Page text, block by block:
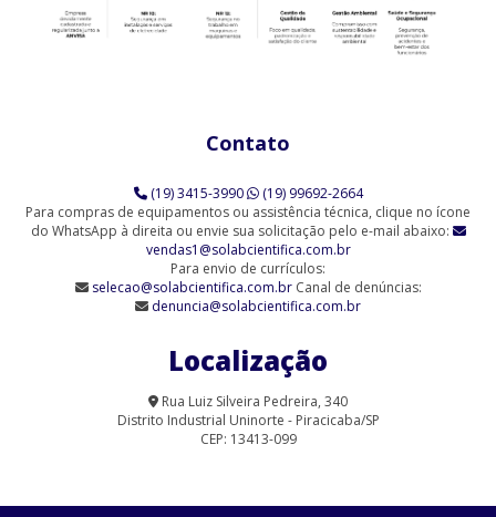
Agitador Magnético Analógico com Aquecimento 10 Provas (SL-
91/10)
Agitador Magnético Analógico com Aquecimento 6 Provas (SL-
Agitador Magnético Analógico sem Aquecimento (SL-90)
Agitador Magnético Analógico sem Aquecimento - 6 Provas (SL-
Agitador Magnético com Aquecimento para Laboratório | Solab
Contato
(19) 3415-3990
(19) 99692-2664
Para compras de equipamentos ou assistência técnica, clique no ícone
do WhatsApp à direita ou envie sua solicitação pelo e-mail abaixo:
vendas1@solabcientifica.com.br
Para envio de currículos:
selecao@solabcientifica.com.br Canal de denúncias:
denuncia@solabcientifica.com.br
Localização
Rua Luiz Silveira Pedreira, 340
Distrito Industrial Uninorte - Piracicaba/SP
CEP: 13413-099